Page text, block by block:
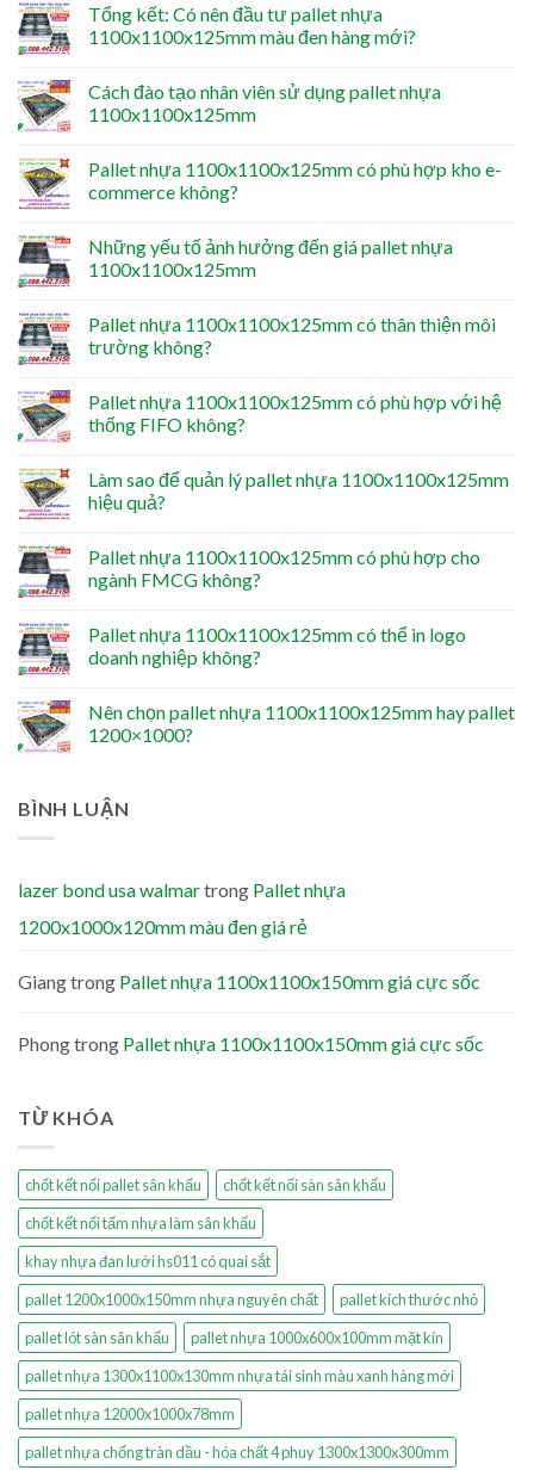
Tổng kết: Có nên đầu tư pallet nhựa
1100x1100x125mm màu đen hàng mới?
Cách đào tạo nhân viên sử dụng pallet nhựa
1100x1100x125mm
Pallet nhựa 1100x1100x125mm có phù hợp kho e-
commerce không?
Những yếu tố ảnh hưởng đến giá pallet nhựa
1100x1100x125mm
Pallet nhựa 1100x1100x125mm có thân thiện môi
trường không?
Pallet nhựa 1100x1100x125mm có phù hợp với hệ
thống FIFO không?
Làm sao để quản lý pallet nhựa 1100x1100x125mm
hiệu quả?
Pallet nhựa 1100x1100x125mm có phù hợp cho
ngành FMCG không?
Pallet nhựa 1100x1100x125mm có thể in logo
doanh nghiệp không?
Nên chọn pallet nhựa 1100x1100x125mm hay pallet
1200×1000?
BÌNH LUẬN
lazer bond usa walmartrong Pallet nhựa
1200x1000x120mm màu đen giá rẻ
Giangtrong Pallet nhựa 1100x1100x150mm giá cực sốc
Phongtrong Pallet nhựa 1100x1100x150mm giá cực sốc
TỪ KHÓA
chốt kết nối pallet sân khấu
chốt kết nối sàn sân khấu
chốt kết nối tấm nhựa làm sân khấu
khay nhựa đan lưới hs011 có quai sắt
pallet 1200x1000x150mm nhựa nguyên chất
pallet kích thước nhỏ
pallet lót sàn sân khấu
pallet nhựa 1000x600x100mm mặt kín
pallet nhựa 1300x1100x130mm nhựa tái sinh màu xanh hàng mới
pallet nhựa 12000x1000x78mm
pallet nhựa chống tràn dầu - hóa chất 4 phuy 1300x1300x300mm